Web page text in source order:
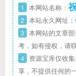
1 本网站名称：
2 本站永久网址：
3 本网站的文章
考，如有侵权，请
4 资源宝库仅收
享，不提供任何的